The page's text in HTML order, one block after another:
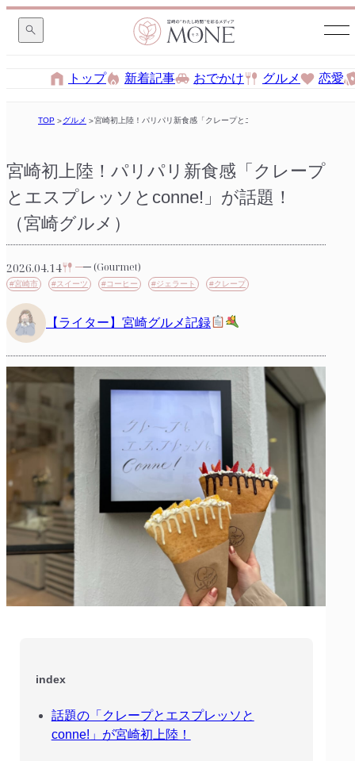
トップ 新着記事 おでかけ グルメ 恋愛
TOP グルメ 宮崎初上陸！パリパリ新食感「クレープとエスプレッソとconne!」が話
宮崎初上陸！パリパリ新食感「クレープ
とエスプレッソとconne!」が話題！
（宮崎グルメ）
2026.04.14 (Gourmet)
#宮崎市 #スイーツ #コーヒー #ジェラート #クレープ
【ライター】宮崎グルメ記録
index
話題の「クレープとエスプレッソと
conne!」が宮崎初上陸！